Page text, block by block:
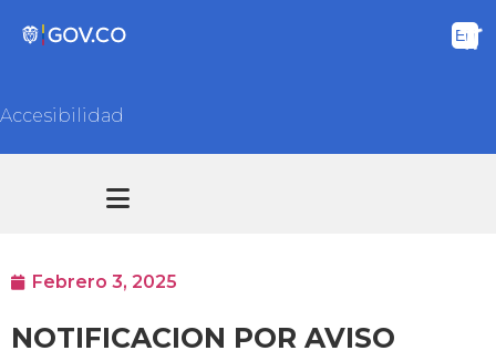
Accesibilidad
Febrero 3, 2025
NOTIFICACION POR AVISO